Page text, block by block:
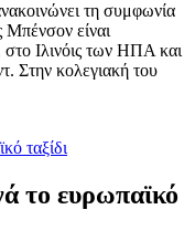
τη συμφωνία
είναι
Ιλινόις των ΗΠΑ και
Στην κολεγιακή του
το ευρωπαϊκό